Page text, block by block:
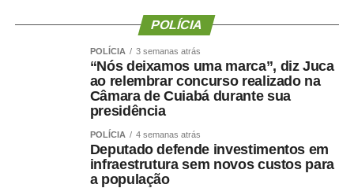
Wellington ou indicar seu paradeiro pode entrar em
contato pelo telefone 190 ou (65) 99247-5665. A
identidade do denunciante será preservada.
Atenção: Esta reportagem foi elaborada com base nas
informações constantes no boletim de ocorrência, que
registra a versão inicial dos fatos apresentada às
autoridades competentes. Novas informações poderão
alterar o andamento da investigação
POLÍCIA
POLÍCIA 3 semanas atrás
“Nós deixamos uma marca”, diz Juca
ao relembrar concurso realizado na
Câmara de Cuiabá durante sua
presidência
POLÍCIA 4 semanas atrás
Deputado defende investimentos em
infraestrutura sem novos custos para
a população